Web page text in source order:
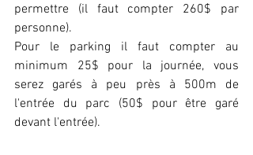
permettre (il faut compter 260$ par
personne).
Pour le parking il faut compter au
minimum 25$ pour la journée, vous
serez garés à peu près à 500m de
l'entrée du parc (50$ pour être garé
devant l'entrée).